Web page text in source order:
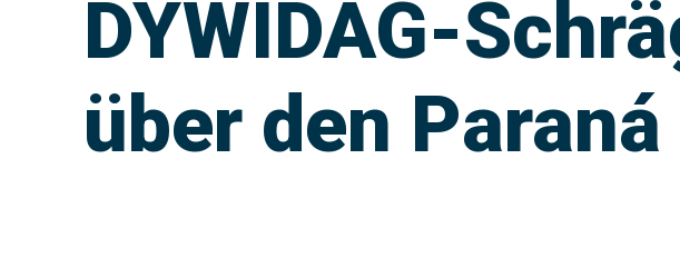
DYWIDAG-
über den Paraná